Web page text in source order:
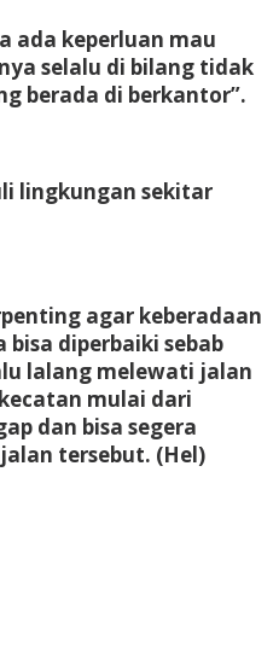
ada keperluan mau
selalu di bilang tidak
berada di berkantor”.
lingkungan sekitar
agar keberadaan
bisa diperbaiki sebab
lalang melewati jalan
mulai dari
dan bisa segera
tersebut. (Hel)